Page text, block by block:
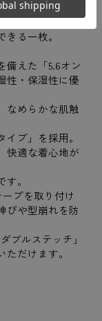
る一枚。
備えた「5.6オン
性・保湿性に優
なめらかな肌触
プ」を採用。
快適な着心地が
。
プを取り付け
びや型崩れを防
ブルステッチ」
だけます。